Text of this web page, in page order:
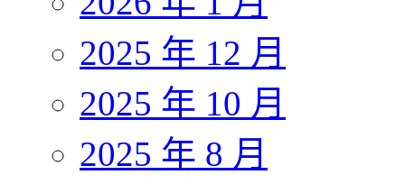
2025 年 12 月
2025 年 10 月
2025 年 8 月